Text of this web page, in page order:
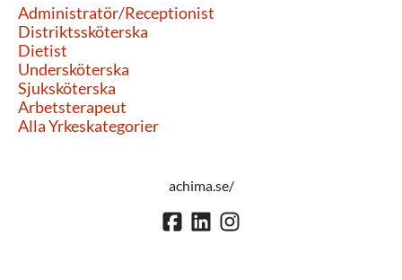
Administratör/Receptionist
Distriktssköterska
Dietist
Undersköterska
Sjuksköterska
Arbetsterapeut
Alla Yrkeskategorier
achima.se/